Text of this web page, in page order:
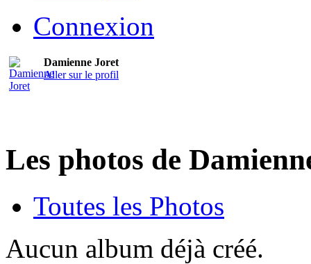
Connexion
Damienne Joret
Aller sur le profil
Les photos de
Toutes les Photos
Aucun album déjà créé.